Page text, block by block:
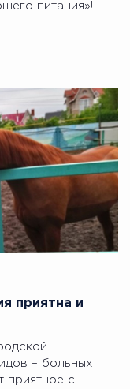
питания»!
приятна и
– больных
приятное с